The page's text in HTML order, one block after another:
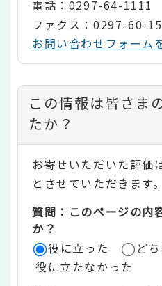
電話：0297-64-1111
ファクス：0297-60-
お問い合わせフォーム
コ
ン
テ
ン
ツ
評
価
この情報は皆さま
たか？
お寄せいただいた評価
とさせていただきます。
質問：このページの内
か？
役に立った
ど
役に立たなかった